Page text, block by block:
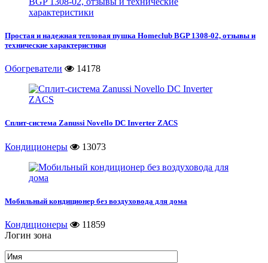
Простая и надежная тепловая пушка Homeclub BGP 1308-02, отзывы и
технические характеристики
Обогреватели 14178
Сплит-система Zanussi Novello DC Inverter ZACS
Кондиционеры 13073
Мобильный кондиционер без воздуховода для дома
Кондиционеры
11859
Логин зона